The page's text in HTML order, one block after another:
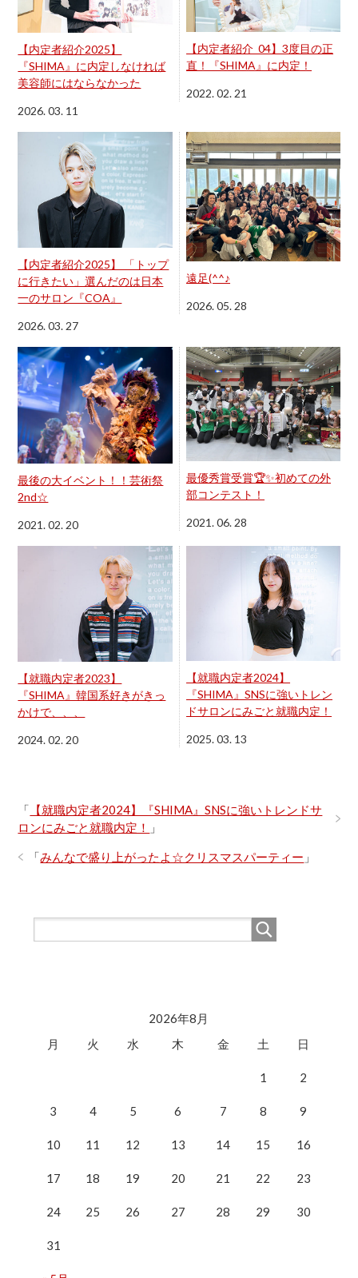
【内定者紹介2025】
『SHIMA』に内定しなければ
美容師にはならなかった
2026. 03. 11
【内定者紹介_04】3度目の正
直！『SHIMA』に内定！
2022. 02. 21
【内定者紹介2025】 「トップ
に行きたい」選んだのは日本
一のサロン『COA』
2026. 03. 27
遠足(^^♪
2026. 05. 28
最後の大イベント！！芸術祭
2nd☆
2021. 02. 20
最優秀賞受賞🏆✨初めての外
部コンテスト！
2021. 06. 28
【就職内定者2023】
『SHIMA』韓国系好きがきっ
かけで、、、
2024. 02. 20
【就職内定者2024】
『SHIMA』SNSに強いトレン
ドサロンにみごと就職内定！
2025. 03. 13
「 【就職内定者2024】『SHIMA』SNSに強いトレンドサ
ロンにみごと就職内定！
」
「みんなで盛り上がったよ☆クリスマスパーティー 」
2026年8月
月
火 水 木 金 土 日
1 2
3 4 5 6 7 8 9
10 11 12 13 14 15 16
17 18 19 20 21 22 23
24 25 26 27 28 29 30
31